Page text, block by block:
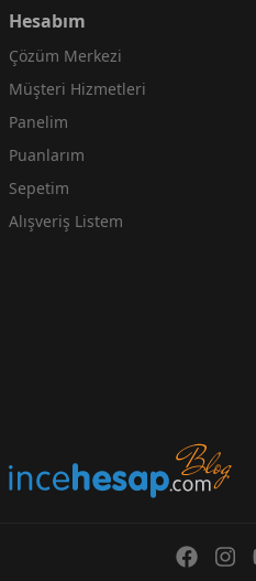
Hesabım
Çözüm Merkezi
Müşteri Hizmetleri
Panelim
Puanlarım
Sepetim
Alışveriş Listem